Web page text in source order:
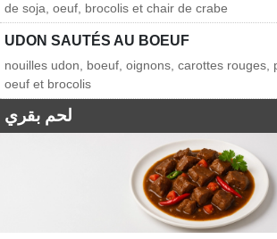
de soja, oeuf, brocolis et chair de crabe
UDON SAUTÉS AU BOEUF
nouilles udon, boeuf, oignons, carottes rouges,
oeuf et brocolis
لحم بقري